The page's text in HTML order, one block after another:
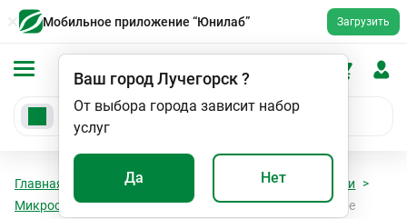
Мобильное приложение “Юнилаб” Загрузить
Ваш городЛучегорск?
От выбора города зависит набор
услуг
Да Нет
Главная Анализы
Исследования мочи
Микроскопия мочи
Микроскопическое исследование